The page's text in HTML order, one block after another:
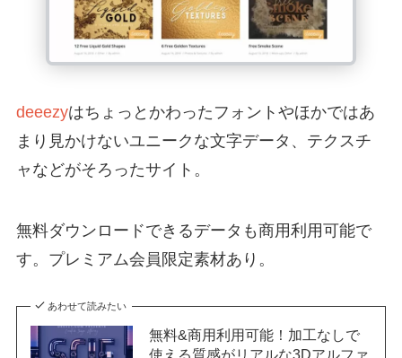
deeezyはちょっとかわったフォントやほかではあ
まり見かけないユニークな文字データ、テクスチ
ャなどがそろったサイト。
無料ダウンロードできるデータも商用利用可能で
す。プレミアム会員限定素材あり。
あわせて読みたい
無料&商用利用可能！加工なしで
使える質感がリアルな3Dアルファ